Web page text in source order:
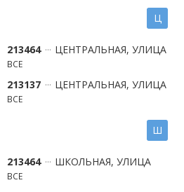
Ц
213464 ЦЕНТРАЛЬНАЯ, УЛИЦА
ВСЕ
213137 ЦЕНТРАЛЬНАЯ, УЛИЦА
ВСЕ
Ш
213464 ШКОЛЬНАЯ, УЛИЦА
ВСЕ